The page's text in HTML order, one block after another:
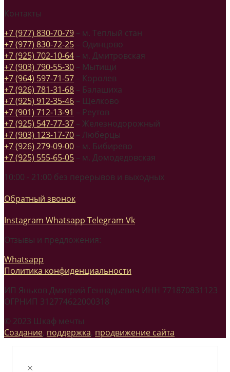
Контакты
+7 (977) 830-70-79 – м. Теплый стан
+7 (977) 830-72-25 – Одинцово
+7 (925) 702-10-64 – м. Дмитровская
+7 (903) 790-55-30 – Мытищи
+7 (964) 597-71-57 – Королев
+7 (926) 781-31-68 – Балашиха
+7 (925) 912-35-46 – Щелково
+7 (901) 712-13-91 – Реутов
+7 (925) 547-77-37 – Железнодорожный
+7 (903) 123-17-70 – Люберцы
+7 (926) 279-09-00 – м. Бибирево
+7 (925) 555-65-05 – м. Домодедовская
10:00 - 21:00 без перерывов и выходных
Обратный звонок
Instagram Whatsapp Telegram Vk
Отзывы и предложения:
Whatsapp
Политика конфиденциальности
ИП Яньков Дмитрий Геннадьевич ИНН 771870831123
ОГРНИП 312774622000318
© 2023 Шкаф мечты
Создание, поддержка, продвижение сайта